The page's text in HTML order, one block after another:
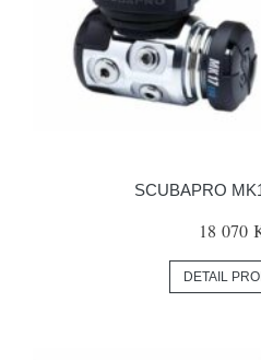
SCUBAPRO
18 070
DETAIL